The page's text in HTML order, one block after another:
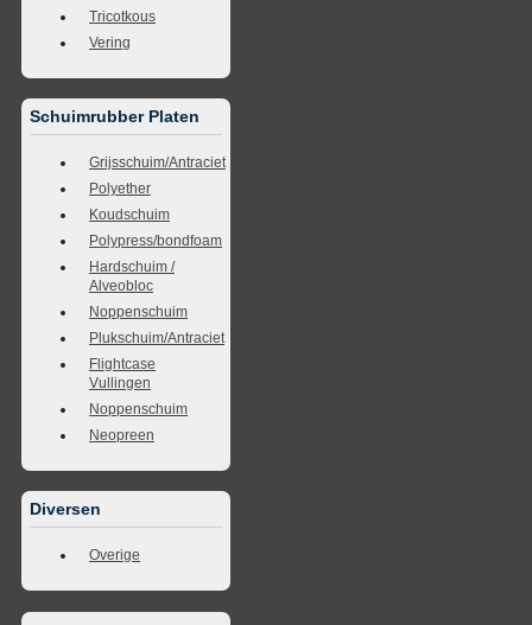
Tricotkous
Vering
Schuimrubber Platen
Grijsschuim/Antraciet
Polyether
Koudschuim
Polypress/bondfoam
Hardschuim /
Alveobloc
Noppenschuim
Plukschuim/Antraciet
Flightcase
Vullingen
Noppenschuim
Neopreen
Diversen
Overige